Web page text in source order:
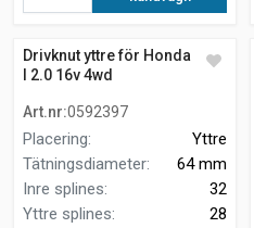
Drivknut yttre för Honda Cr-v
I 2.0 16v 4wd
Art.nr:0592397
Placering:
Yttre
Tätningsdiameter:
64 mm
Inre splines:
32
Yttre splines:
28